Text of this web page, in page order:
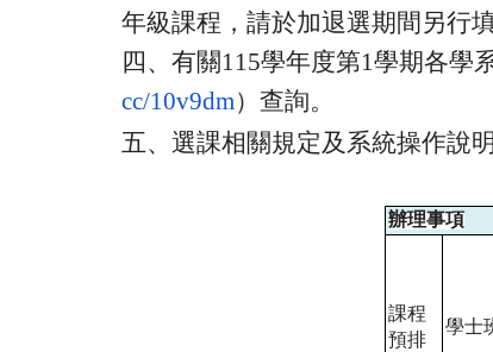
年級課程，請於加退選期間另行填
四、有關115學年度第1學期各學
cc/10v9dm）查詢。
五、選課相關規定及系統操作說
辦理事項
課程
預排
學士